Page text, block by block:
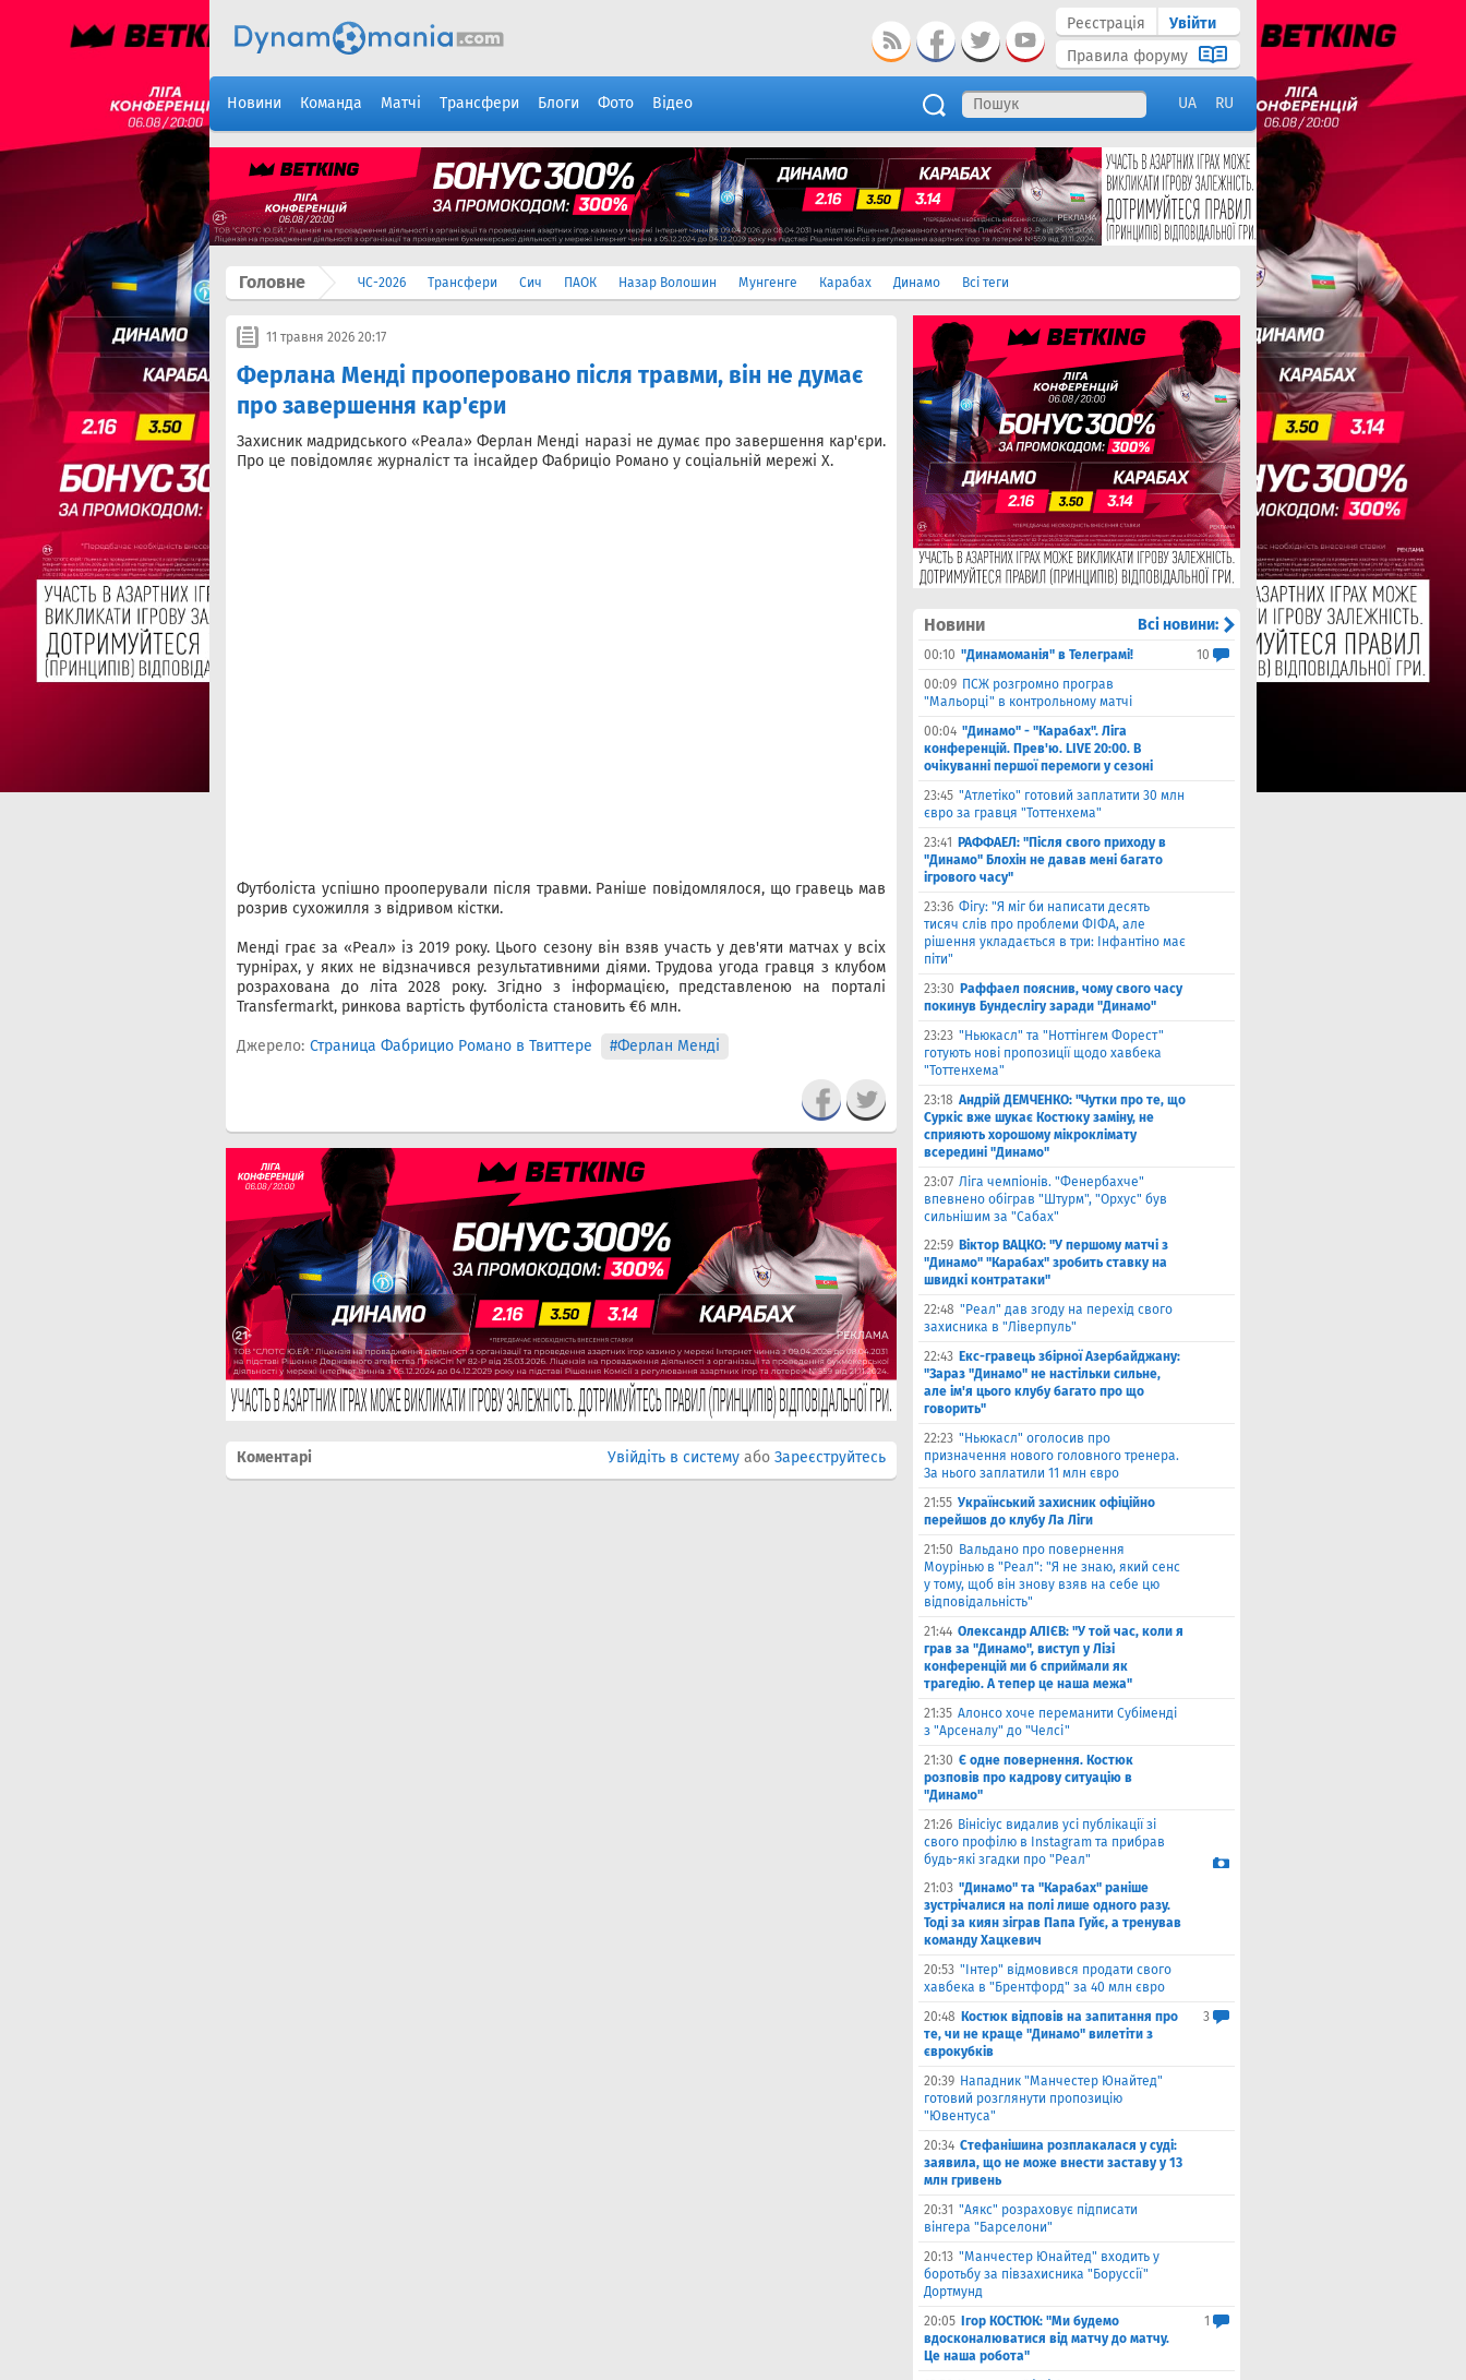
Реєстрація
Увійти
Правила форуму
Новини Команда Матчі Трансфери Блоги Фото Відео UA RU
Головне ЧС-2026 Трансфери Сич ПАОК Назар Волошин Мунгенге Карабах Динамо Всі теги
11 травня 2026 20:17
Ферлана Менді прооперовано після травми, він не думає
про завершення кар'єри
Захисник мадридського «Реала» Ферлан Менді наразі не думає про завершення кар'єри.
Про це повідомляє журналіст та інсайдер Фабриціо Романо у соціальній мережі X.
Футболіста успішно прооперували після травми. Раніше повідомлялося, що гравець мав
розрив сухожилля з відривом кістки.
Менді грає за «Реал» із 2019 року. Цього сезону він взяв участь у дев'яти матчах у всіх
турнірах, у яких не відзначився результативними діями. Трудова угода гравця з клубом
розрахована до літа 2028 року. Згідно з інформацією, представленою на порталі
Transfermarkt, ринкова вартість футболіста становить €6 млн.
Джерело: Страница Фабрицио Романо в Твиттере #Ферлан Менді
Коментарі Увійдіть в систему або Зареєструйтесь
Новини Всі новини:
00:10 "Динамоманія" в Телеграмі!
10
00:09 ПСЖ розгромно програв
"Мальорці" в контрольному матчі
00:04 "Динамо" - "Карабах". Ліга
конференцій. Прев'ю. LIVE 20:00. В
очікуванні першої перемоги у сезоні
23:45 "Атлетіко" готовий заплатити 30 млн
євро за гравця "Тоттенхема"
23:41
РАФФАЕЛ: "Після свого приходу в
"Динамо" Блохін не давав мені багато
ігрового часу"
23:36 Фігу: "Я міг би написати десять
тисяч слів про проблеми ФІФА, але
рішення укладається в три: Інфантіно має
піти"
23:30 Раффаел пояснив, чому свого часу
покинув Бундеслігу заради "Динамо"
23:23 "Ньюкасл" та "Ноттінгем Форест"
готують нові пропозиції щодо хавбека
"Тоттенхема"
23:18 Андрій ДЕМЧЕНКО: "Чутки про те, що
Суркіс вже шукає Костюку заміну, не
сприяють хорошому мікроклімату
всередині "Динамо"
23:07 Ліга чемпіонів. "Фенербахче"
впевнено обіграв "Штурм", "Орхус" був
сильнішим за "Сабах"
22:59 Віктор ВАЦКО: "У першому матчі з
"Динамо" "Карабах" зробить ставку на
швидкі контратаки"
22:48 "Реал" дав згоду на перехід свого
захисника в "Ліверпуль"
22:43 Екс-гравець збірної Азербайджану:
"Зараз "Динамо" не настільки сильне,
але ім'я цього клубу багато про що
говорить"
22:23 "Ньюкасл" оголосив про
призначення нового головного тренера.
За нього заплатили 11 млн євро
21:55 Український захисник офіційно
перейшов до клубу Ла Ліги
21:50 Вальдано про повернення
Моурінью в "Реал": "Я не знаю, який сенс
у тому, щоб він знову взяв на себе цю
відповідальність"
21:44 Олександр АЛІЄВ: "У той час, коли я
грав за "Динамо", виступ у Лізі
конференцій ми б сприймали як
трагедію. А тепер це наша межа"
21:35 Алонсо хоче переманити Субіменді
з "Арсеналу" до "Челсі"
21:30 Є одне повернення. Костюк
розповів про кадрову ситуацію в
"Динамо"
21:26 Вінісіус видалив усі публікації зі
свого профілю в Instagram та прибрав
будь-які згадки про "Реал"
21:03 "Динамо" та "Карабах" раніше
зустрічалися на полі лише одного разу.
Тоді за киян зіграв Папа Гуйє, а тренував
команду Хацкевич
20:53 "Інтер" відмовився продати свого
хавбека в "Брентфорд" за 40 млн євро
20:48 Костюк відповів на запитання про
те, чи не краще "Динамо" вилетіти з
єврокубків
3
20:39 Нападник "Манчестер Юнайтед"
готовий розглянути пропозицію
"Ювентуса"
20:34 Стефанішина розплакалася у суді:
заявила, що не може внести заставу у 13
млн гривень
20:31 "Аякс" розраховує підписати
вінгера "Барселони"
20:13 "Манчестер Юнайтед" входить у
боротьбу за півзахисника "Боруссії"
Дортмунд
20:05
Ігор КОСТЮК: "Ми будемо
вдосконалюватися від матчу до матчу.
Це наша робота"
1